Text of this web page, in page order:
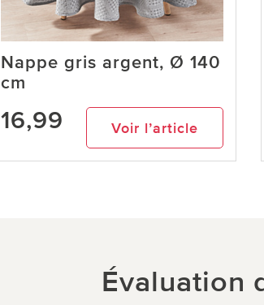
Nappe gris argent, Ø 140
cm
16,99 Voir l’article
Évaluation